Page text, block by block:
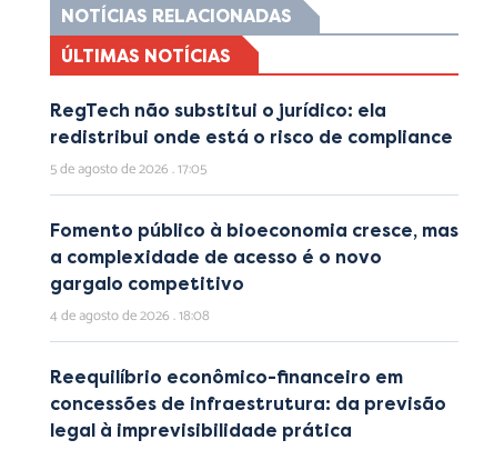
NOTÍCIAS RELACIONADAS
ÚLTIMAS NOTÍCIAS
RegTech não substitui o jurídico: ela
redistribui onde está o risco de compliance
5 de agosto de 2026 17:05
Fomento público à bioeconomia cresce, mas
a complexidade de acesso é o novo
gargalo competitivo
4 de agosto de 2026 18:08
Reequilíbrio econômico-financeiro em
concessões de infraestrutura: da previsão
legal à imprevisibilidade prática